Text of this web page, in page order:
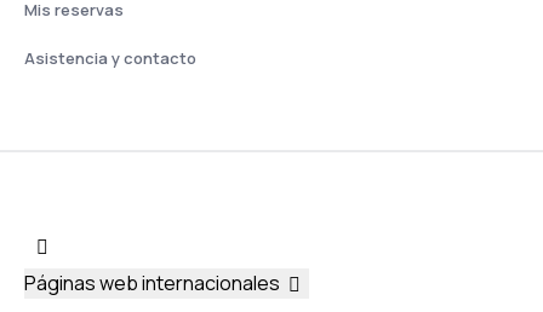
Mis reservas
Asistencia y contacto
Páginas web internacionales